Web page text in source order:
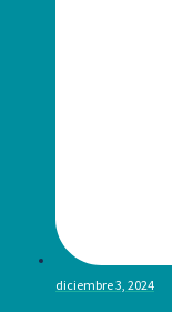
diciembre 3, 2024